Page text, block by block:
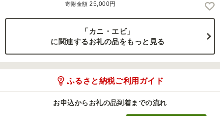
寄附金額 25,000円
「カニ・エビ」
に関連するお礼の品をもっと見る
ふるさと納税ご利用ガイド
お申込からお礼の品到着までの流れ